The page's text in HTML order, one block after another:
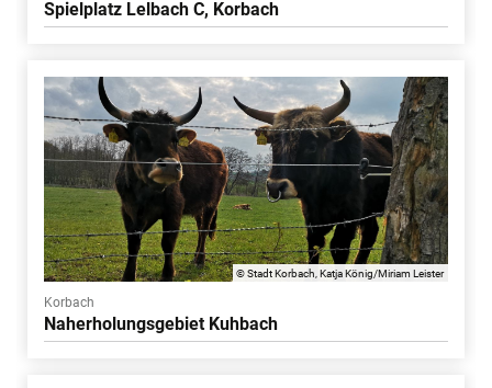
Spielplatz Lelbach C, Korbach
© Stadt Korbach, Katja König/Miriam Leister
Korbach
Naherholungsgebiet Kuhbach